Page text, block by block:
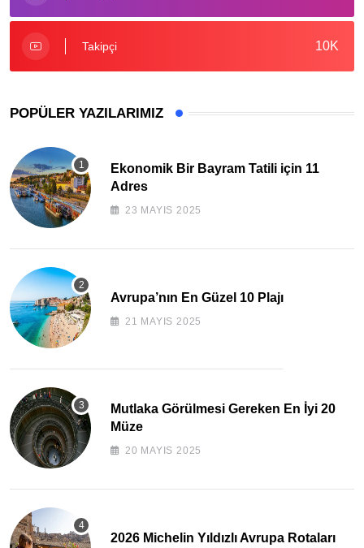
10K
Takipçi
POPÜLER YAZILARIMIZ
Ekonomik Bir Bayram Tatili için 11
Adres
23 MAYIS 2025
Avrupa’nın En Güzel 10 Plajı
21 MAYIS 2025
Mutlaka Görülmesi Gereken En İyi 20
Müze
20 MAYIS 2025
2026 Michelin Yıldızlı Avrupa Rotaları